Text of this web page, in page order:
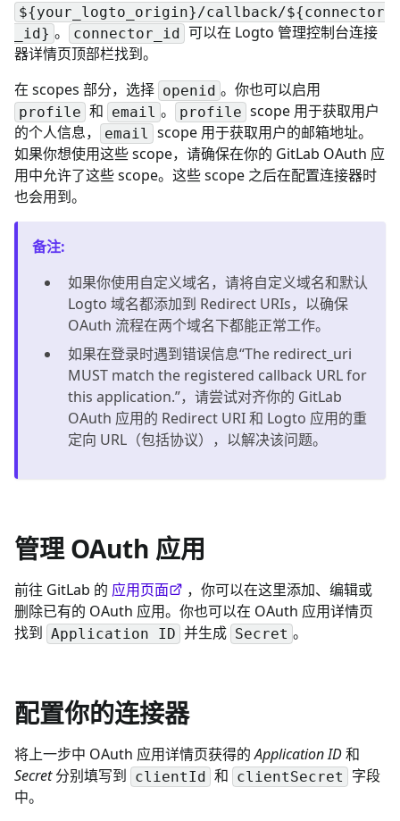
${your_logto_origin}/callback/${connector
_id} 。 connector_id 可以在 Logto 管理控制台连接
器详情页顶部栏找到。
在 scopes 部分，选择 openid 。你也可以启用
profile 和 email 。 profile scope 用于获取用户
的个人信息，
email
scope 用于获取用户的邮箱地址。
如果你想使用这些 scope，请确保在你的 GitLab OAuth 应
用中允许了这些 scope。这些 scope 之后在配置连接器时
也会用到。
备注:
如果你使用自定义域名，请将自定义域名和默认
Logto 域名都添加到 Redirect URIs，以确保
OAuth 流程在两个域名下都能正常工作。
如果在登录时遇到错误信息“The redirect_uri
MUST match the registered callback URL for
this application.”，请尝试对齐你的 GitLab
OAuth 应用的 Redirect URI 和 Logto 应用的重
定向 URL（包括协议），以解决该问题。
管理 OAuth 应用
前往 GitLab 的 应用页面
，你可以在这里添加、编辑或
删除已有的 OAuth 应用。你也可以在 OAuth 应用详情页
找到 Application ID 并生成 Secret 。
配置你的连接器
将上一步中 OAuth 应用详情页获得的Application ID和
Secret分别填写到 clientId 和 clientSecret
字段
中。